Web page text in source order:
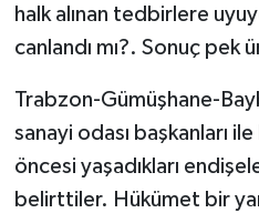
halk alınan tedbirlere
canlandı mı?. Sonuç pek
Trabzon-Gümüşhane-
sanayi odası başkanları
öncesi yaşadıkları
belirttiler. Hükümet bir